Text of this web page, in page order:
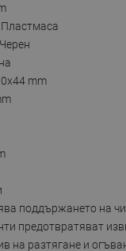
mm
поддържането на
предотвратяват
на разтягане и